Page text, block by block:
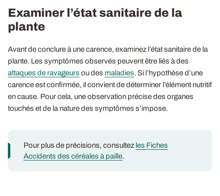
Examiner l’état sanitaire de la
plante
Avant de conclure à une carence, examinez l’état sanitaire de la
plante. Les symptômes observés peuvent être liés à des
attaques de ravageurs ou des maladies. Si l’hypothèse d’une
carence est confirmée, il convient de déterminer l’élément nutritif
en cause. Pour cela, une observation précise des organes
touchés et de la nature des symptômes s’impose.
Pour plus de précisions, consultez les Fiches
Accidents des céréales à paille.